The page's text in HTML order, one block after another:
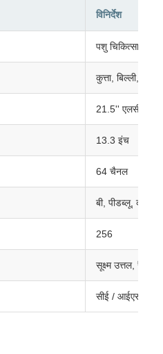
विनिर्देश
पशु चिकित्सा रंग
कुत्ता, बिल्ली, छोटे
21.5'' एलसीडी
13.3 इंच
64 चैनल
बी, पीडब्लू, कलर
256
सूक्ष्म उत्तल,
सीई / आईएसओ